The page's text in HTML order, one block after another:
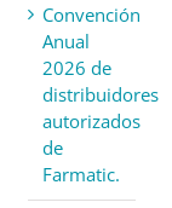
Convención
Anual
2026 de
distribuidores
autorizados
de
Farmatic.